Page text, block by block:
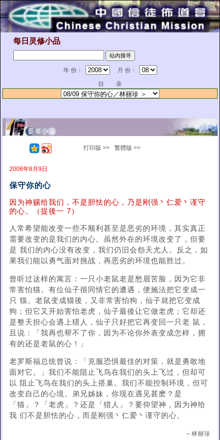
每日灵修小品
年 份：
月 份：
目 录
打印版 >> 繁體版 >>
2008年8月9日
保守你的心
因为神赐给我们，不是胆怯的心，乃是刚强丶仁爱丶谨守
的心。（提後一 7）
人常希望能改变一些不顺利甚至是恶劣的环境，其实真正
需要改变的是我们的内心。虽然外在的环境改变了，但要
是 我们的内心没有改变，我们仍旧会怨天尤人。反之，如
果我们能以勇气面对挑战，再恶劣的环境也能胜过。
曾听过这样的寓言：一只小老鼠老是愁眉苦脸，因为它非
常害怕猫。有位仙子很同情它的遭遇，便施法把它变成一
只 猫。老鼠变成猫後，又非常害怕狗，仙子就把它变成
狗；但它又开始害怕老虎，仙子最後让它做老虎；它却还
是整天担心会遇上猎人，仙子只好把它再变回一只老 鼠，
且说：「我再也帮不了你，因为不论你外表变成怎样，拥
有的还是老鼠的心！」
老罗斯福总统曾说：「克服恐惧最佳的对策，就是勇敢地
面对它。」我们不能阻止飞鸟在我们的头上飞过，但却可
以 阻止飞鸟在我们的头上搭巢。我们不能控制环境，但可
改变自己的心境。弟兄姊妹，你现在遇见甚麽？是
「猫」？「老虎」？还是「猎人」？要仰望神，因为神给
我 们不是胆怯的心，而是刚强丶仁爱丶谨守的心。
～林丽珍